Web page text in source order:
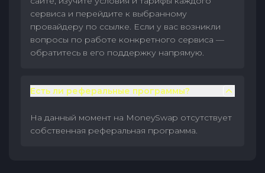
сервиса и перейдите к выбранному
провайдеру по ссылке. Если у вас возникли
вопросы по работе конкретного сервиса —
обратитесь в его поддержку напрямую.
Есть ли реферальные программы?
На данный момент на MoneySwap отсутствует
собственная реферальная программа.